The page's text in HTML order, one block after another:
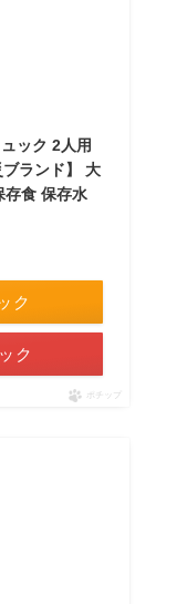
ック 2人用
ランド】 大
存食 保存水
ク
ク
ポチップ